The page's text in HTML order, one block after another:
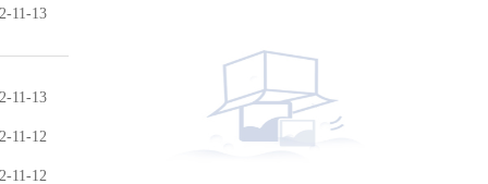
11-13
11-13
11-12
11-12